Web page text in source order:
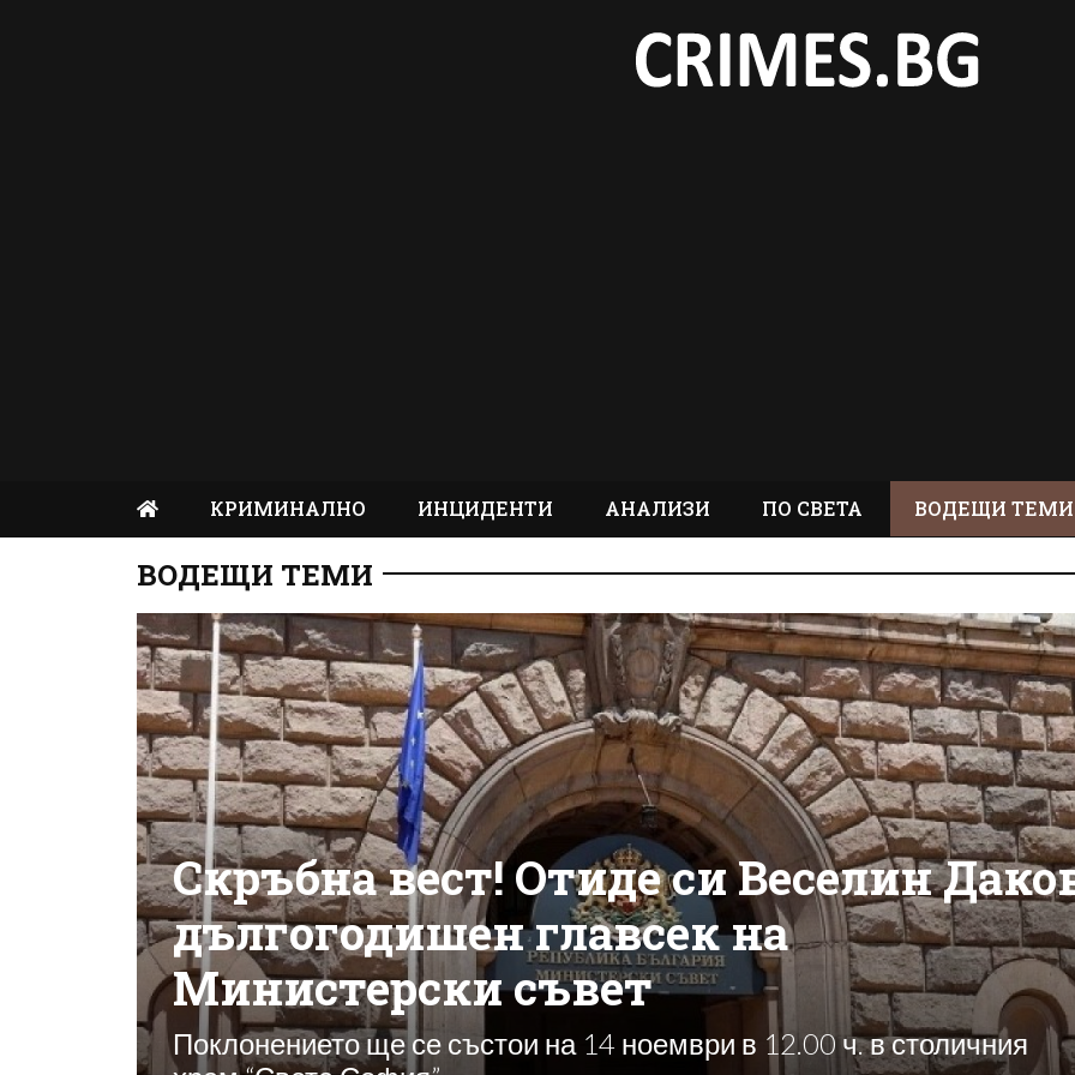
КРИМИНАЛНО ИНЦИДЕНТИ АНАЛИЗИ ПО СВЕТА ВОДЕЩИ ТЕМИ
ВОДЕЩИ ТЕМИ
Скръбна вест! Отиде си Веселин
дългогодишен главсек на
Министерски съвет
Поклонението ще се състои на 14 ноември в 12.00 ч. в столичния